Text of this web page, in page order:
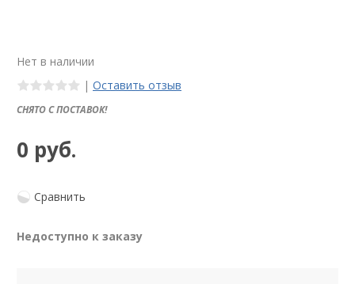
Нет в наличии
| Оставить отзыв
СНЯТО С ПОСТАВОК!
0 руб.
Сравнить
Недоступно к заказу